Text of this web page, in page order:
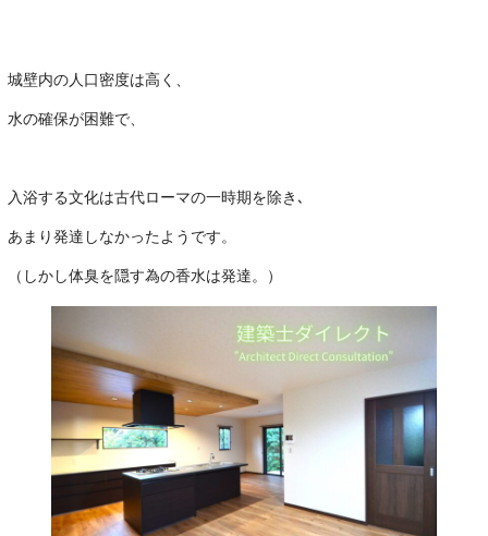
城壁内の人口密度は高く、
水の確保が困難で、
入浴する文化は古代ローマの一時期を除き､
あまり発達しなかったようです。
（しかし体臭を隠す為の香水は発達。）